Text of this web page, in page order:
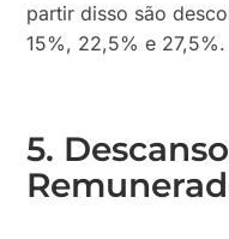
partir disso são
15%, 22,5% e 27,5%.
5.